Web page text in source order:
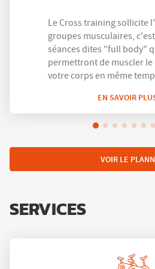
Le Cross training sollicite
groupes musculaires,
séances dites "full body"
permettront de muscler le
votre corps en même
EN SAVOIR
VOIR LE
SERVICES